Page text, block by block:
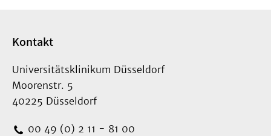
Kontakt
Universitätsklinikum Düsseldorf
Moorenstr. 5
40225 Düsseldorf
00 49 (0) 2 11 - 81 00